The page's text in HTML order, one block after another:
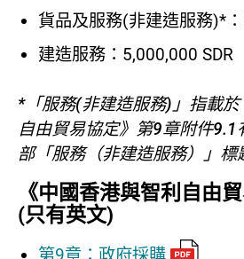
貨品及服務(非建造服務)*
建造服務：5,000,000 SDR
*「服務(非建造服務)」指載
自由貿易協定》第9章附件
部「服務（非建造服務）」標
《中國香港與智利自由
(只有英文)
第9章：政府採購